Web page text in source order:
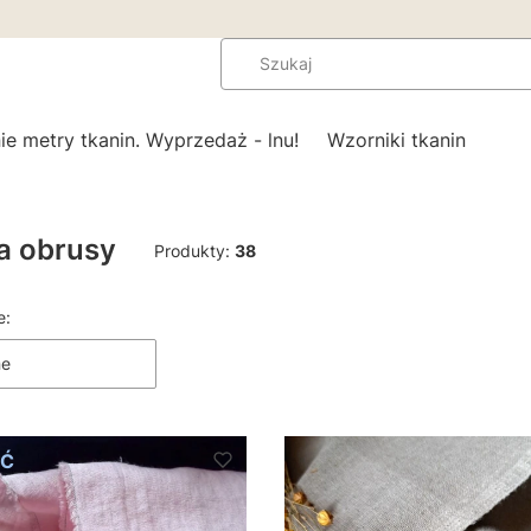
metry tkanin. Wyprzedaż - lnu! Wzorniki tkanin
obrusy Produkty: 38